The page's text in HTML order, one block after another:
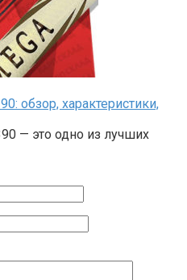
обзор, характеристики,
— это одно из лучших